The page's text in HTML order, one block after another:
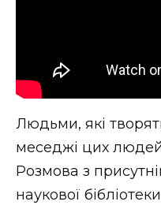
Людьми, які
меседжі цих людей
Розмова з
наукової